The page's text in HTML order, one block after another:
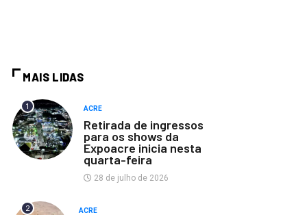
MAIS LIDAS
1 ACRE
Retirada de ingressos
para os shows da
Expoacre inicia nesta
quarta-feira
28 de julho de 2026
2 ACRE